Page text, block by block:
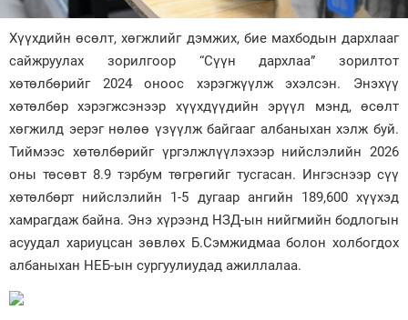
Энтертайнмэнт
Зурхай
Хүүхдийн өсөлт, хөгжлийг дэмжих, бие махбодын дархлааг
сайжруулах зорилгоор “Сүүн дархлаа” зорилтот
хөтөлбөрийг 2024 оноос хэрэгжүүлж эхэлсэн. Энэхүү
хөтөлбөр хэрэгжсэнээр хүүхдүүдийн эрүүл мэнд, өсөлт
хөгжилд эерэг нөлөө үзүүлж байгааг албаныхан хэлж буй.
Тиймээс хөтөлбөрийг үргэлжлүүлэхээр нийслэлийн 2026
оны төсөвт 8.9 тэрбум төгрөгийг тусгасан. Ингэснээр сүү
хөтөлбөрт нийслэлийн 1-5 дугаар ангийн 189,600 хүүхэд
хамрагдаж байна. Энэ хүрээнд НЗД-ын нийгмийн бодлогын
асуудал хариуцсан зөвлөх Б.Сэмжидмаа болон холбогдох
албаныхан НЕБ-ын сургуулиудад ажиллалаа.